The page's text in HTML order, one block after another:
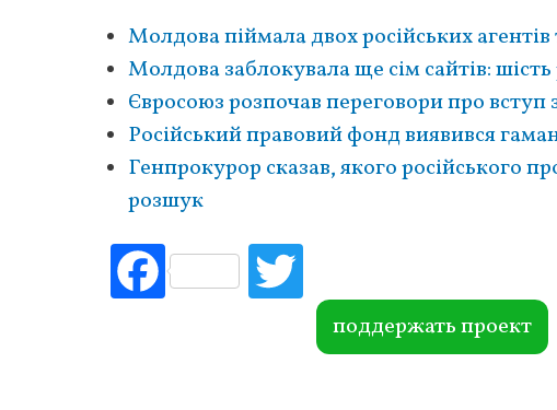
Молдова піймала двох російських
Молдова заблокувала ще сім сайтів: шість
Євросоюз розпочав переговори про
Російський правовий фонд виявився
Генпрокурор сказав, якого російського
розшук
Fac
ebo itte
r поддержать проект